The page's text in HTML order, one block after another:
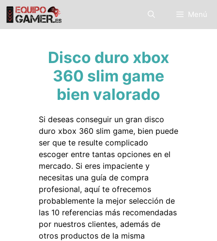
Saltar
contenido
Menú
Disco duro xbox
360 slim game
bien valorado
Si deseas conseguir un gran disco
duro xbox 360 slim game, bien puede
ser que te resulte complicado
escoger entre tantas opciones en el
mercado. Si eres impaciente y
necesitas una guía de compra
profesional, aquí te ofrecemos
probablemente la mejor selección de
las 10 referencias más recomendadas
por nuestros clientes, además de
otros productos de la misma